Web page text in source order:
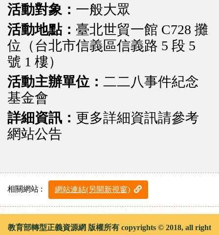
活動對象： 一般大眾
活動地點： 臺北世貿一館 C728 攤
位（台北市信義區信義路 5 段 5
號 1 樓）
活動主辦單位：二二八事件紀念
基金會
詳細資訊： 更多詳細資訊請參考
網站公告
相關網站 : 網站連結(另開新視窗)
教育部轉型正義資源網 版權所有 copyrights © 2018, all right